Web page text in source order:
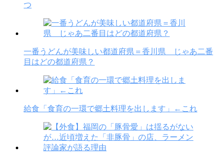
つ
一番うどんが美味しい都道府県＝香川県 じゃあ二番
目はどの都道府県？
給食「食育の一環で郷土料理を出します」←これ